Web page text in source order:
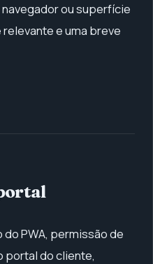
ou superfície
e uma breve
PWA, permissão de
portal do cliente,